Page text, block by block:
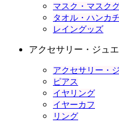
マスク・マスク
タオル・ハンカチ
レイングッズ
アクセサリー・ジュ
アクセサリー・
ピアス
イヤリング
イヤーカフ
リング